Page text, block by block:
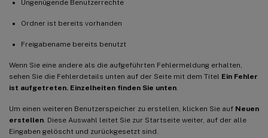
Ungenügende Benutzerrechte
Ordner ist bereits vorhanden
Freigabename bereits benutzt
Wenn Sie eine andere als die aufgeführten Fehlermeldung erhalten,
sehen Sie die Fehlerdetails unten auf der Seite mit dem Titel Ein Fehler
ist aufgetreten. Einzelheiten finden Sie unten
Um einen weiteren Benutzerspeicher zu erstellen, klicken Sie auf Neuen
erstellen . Diese Auswahl leitet Sie zur Startseite weiter, auf der alle
Eingaben gelöscht und zurückgesetzt sind.